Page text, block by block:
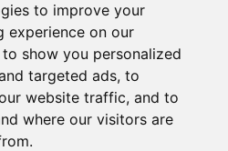
to improve your
experience on our
show you personalized
targeted ads, to
website traffic, and to
where our visitors are
1, br. 778, ulica Jinfan, ulica
Jinhua, provincija Zhejiang